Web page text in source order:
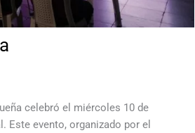
celebró el miércoles 10 de
Este evento, organizado por el